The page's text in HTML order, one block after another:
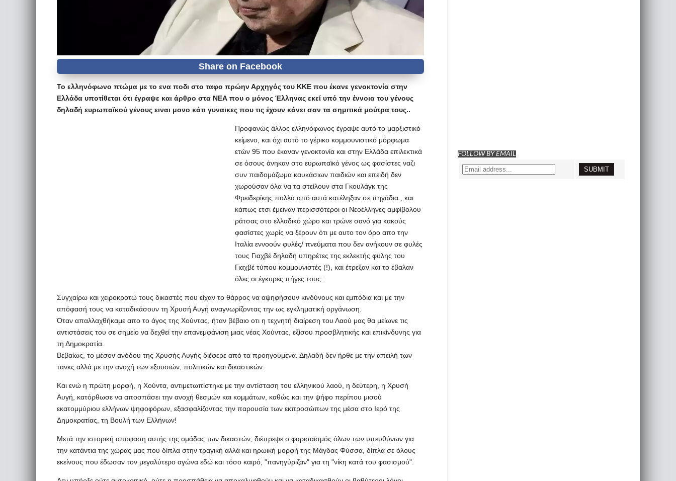
Το ελληνόφωνο πτώμα με το ενα ποδι στο ταφο πρώην Αρχηγός του ΚΚΕ που έκανε γενοκτονία στην
Ελλάδα υποτίθεται ότι έγραψε και άρθρο στα ΝΕΑ που ο μόνος Έλληνας εκεί υπό την έννοια του γένους
δηλαδή ευρωπαϊκού γένους ειναι μονο κάτι γυναικες που τις έχουν κάνει σαν τα σημιτικά μούτρα τους..
Προφανώς άλλος ελληνόφωνος έγραψε αυτό το μαρξιστικό
κείμενο, και όχι αυτό το γέρικο κομμουνιστικό μόρφωμα
ετών 95 που έκαναν γενοκτονία και στην Ελλάδα επιλεκτικά
σε όσους άνηκαν στο ευρωπαϊκό γένος ως φασίστες ναζι
συν παιδομάζωμα καυκάσιων παιδιών και επειδή δεν
χωρούσαν όλα να τα στείλουν στα Γκουλάγκ της
Φρειδερίκης πολλά από αυτά κατέληξαν σε πηγάδια , και
κάπως ετσι έμειναν περισσότεροι οι Νεοέλληνες αμφίβολου
ράτσας στο ελλαδικό χώρο και τρώνε σανό για κακούς
φασίστες χωρίς να ξέρουν ότι με αυτο τον όρο απο την
Ιταλία εννοούν φυλές/ πνεύματα που δεν ανήκουν σε φυλές
τους Γιαχβέ δηλαδή υπηρέτες της εκλεκτής φυλης του
Γιαχβέ τύπου κομμουνιστές (!), και έτρεξαν και το έβαλαν
όλες οι έγκυρες πήγες τους :
Συγχαίρω και χειροκροτώ τους δικαστές που είχαν το θάρρος να αψηφήσουν κινδύνους και εμπόδια και με την
απόφασή τους να καταδικάσουν τη Χρυσή Αυγή αναγνωρίζοντας την ως εγκληματική οργάνωση.
Όταν απαλλαχθήκαμε απο το άγος της Χούντας, ήταν βέβαιο οτι η τεχνητή διαίρεση του Λαού μας θα μείωνε τις
αντιστάσεις του σε σημείο να δεχθεί την επανεμφάνιση μιας νέας Χούντας, εξίσου προσβλητικής και επικίνδυνης για
τη Δημοκρατία.
Βεβαίως, το μέσον ανόδου της Χρυσής Αυγής διέφερε από τα προηγούμενα. Δηλαδή δεν ήρθε με την απειλή των
τανκς αλλά με την ανοχή των εξουσιών, πολιτικών και δικαστικών.
Και ενώ η πρώτη μορφή, η Χούντα, αντιμετωπίστηκε με την αντίσταση του ελληνικού λαού, η δεύτερη, η Χρυσή
Αυγή, κατόρθωσε να αποσπάσει την ανοχή θεσμών και κομμάτων, καθώς και την ψήφο περίπου μισού
εκατομμύριου ελλήνων ψηφοφόρων, εξασφαλίζοντας την παρουσία των εκπροσώπων της μέσα στο Ιερό της
Δημοκρατίας, τη Βουλή των Ελλήνων!
Μετά την ιστορική αποφαση αυτής της ομάδας των δικαστών, διέπρεψε ο φαρισαϊσμός όλων των υπευθύνων για
την κατάντια της χώρας μας που δίπλα στην τραγική αλλά και ηρωική μορφή της Μάγδας Φύσσα, δίπλα σε όλους
εκείνους που έδωσαν τον μεγαλύτερο αγώνα εδώ και τόσο καιρό, "πανηγύριζαν" για τη "νίκη κατά του φασισμού".
FOLLOW BY EMAIL